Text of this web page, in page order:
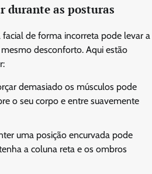
durante as posturas
facial de forma incorreta pode levar a
desconforto. Aqui estão
demasiado os músculos pode
o seu corpo e entre suavemente
uma posição encurvada pode
a coluna reta e os ombros